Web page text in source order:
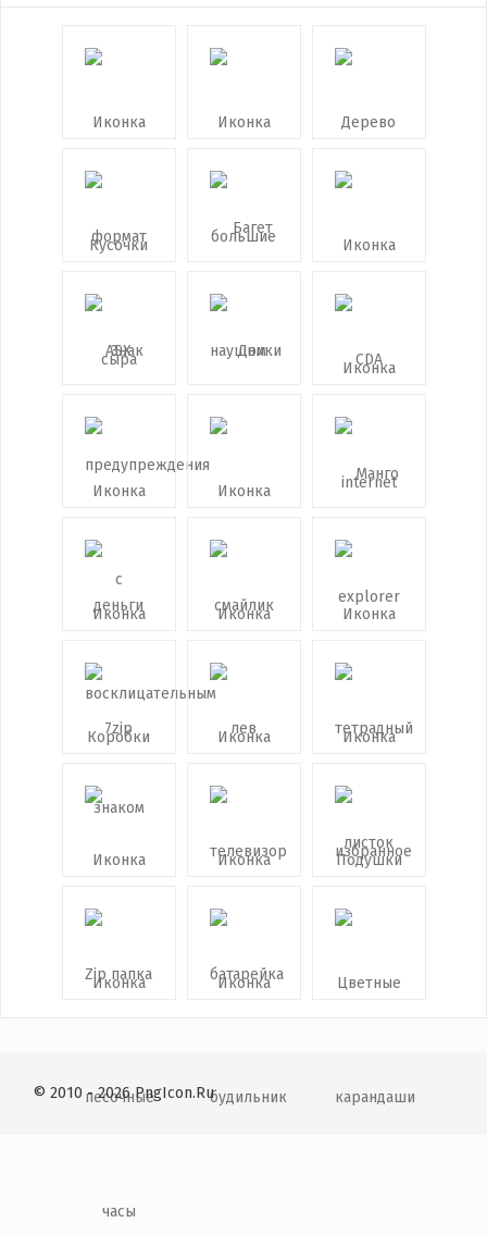
© 2010 - 2026 PngIcon.Ru